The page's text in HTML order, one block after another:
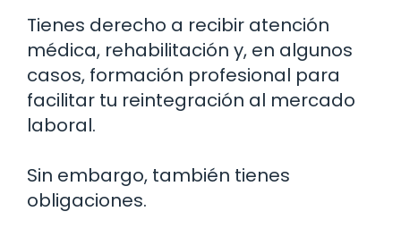
Tienes derecho a recibir atención
médica, rehabilitación y, en algunos
casos, formación profesional para
facilitar tu reintegración al mercado
laboral.
Sin embargo, también tienes
obligaciones.